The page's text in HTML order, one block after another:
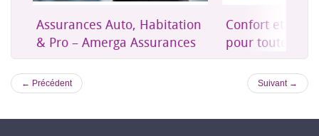
Confort et mobilier moderne
pour toute la maison
Une
accessible à
← Précédent Suivant →